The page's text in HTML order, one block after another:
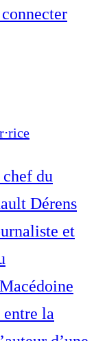
connecter
du
Dérens
et
entre la